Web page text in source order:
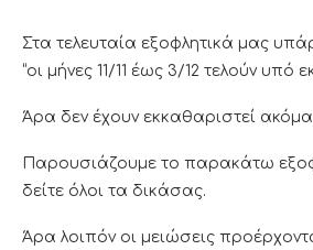
Στα τελευταία εξοφλητικά μας
“οι μήνες 11/11 έως 3/12 τελούν υπό
Άρα δεν έχουν εκκαθαριστεί
Παρουσιάζουμε το παρακάτω
δείτε όλοι τα δικάσας.
Άρα λοιπόν οι μειώσεις